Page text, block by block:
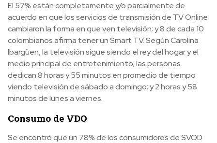
El 57% están completamente y/o parcialmente de
acuerdo en que los servicios de transmisión de TV Online
cambiaron la forma en que ven televisión; y 8 de cada 10
colombianos afirma tener un Smart TV. SegúnCarolina
Ibargüen,la televisión sigue siendo el rey del hogar y el
medio principal de entretenimiento; las personas
dedican 8 horas y 55 minutos en promedio de tiempo
viendo televisión de sábado a domingo; y 2 horas y 58
minutos de lunes a viernes.
Consumo de VDO
Se encontró que un 78% de los consumidores de SVOD